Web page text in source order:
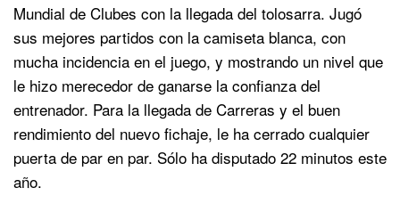
Mundial de Clubes con la llegada del tolosarra. Jugó
sus mejores partidos con la camiseta blanca, con
mucha incidencia en el juego, y mostrando un nivel que
le hizo merecedor de ganarse la confianza del
entrenador. Para la llegada de Carreras y el buen
rendimiento del nuevo fichaje, le ha cerrado cualquier
puerta de par en par. Sólo ha disputado 22 minutos este
año.